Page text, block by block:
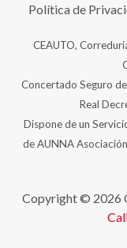
Política de
CEAUTO,
Concertado Seguro
Real
Dispone de un
de AUNNA
Copyright © 2026